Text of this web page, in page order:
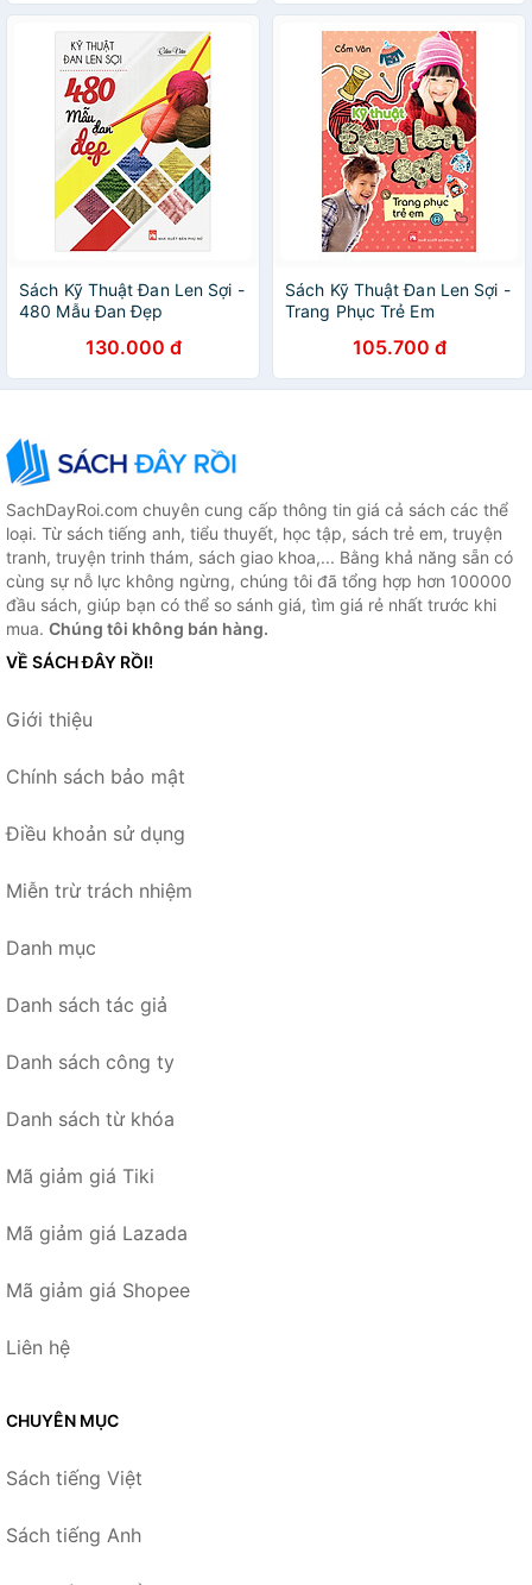
Sách Kỹ Thuật Đan Len Sợi -
480 Mẫu Đan Đẹp
130.000 đ
Sách Kỹ Thuật Đan Len Sợi -
Trang Phục Trẻ Em
105.700 đ
SachDayRoi.com chuyên cung cấp thông tin giá cả sách các thể
loại. Từ sách tiếng anh, tiểu thuyết, học tập, sách trẻ em, truyện
tranh, truyện trinh thám, sách giao khoa,... Bằng khả năng sẵn có
cùng sự nỗ lực không ngừng, chúng tôi đã tổng hợp hơn 100000
đầu sách, giúp bạn có thể so sánh giá, tìm giá rẻ nhất trước khi
mua. Chúng tôi không bán hàng.
VỀ SÁCH ĐÂY RỒI!
Giới thiệu
Chính sách bảo mật
Điều khoản sử dụng
Miễn trừ trách nhiệm
Danh mục
Danh sách tác giả
Danh sách công ty
Danh sách từ khóa
Mã giảm giá Tiki
Mã giảm giá Lazada
Mã giảm giá Shopee
Liên hệ
CHUYÊN MỤC
Sách tiếng Việt
Sách tiếng Anh